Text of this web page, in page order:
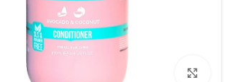
برای بزرگنمایی کلیک کنید